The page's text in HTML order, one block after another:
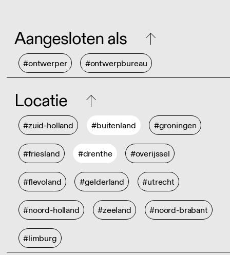
Aangesloten als
#ontwerper #ontwerpbureau
Locatie
#zuid-holland #buitenland #groningen
#friesland #drenthe #overijssel
#flevoland #gelderland #utrecht
#noord-holland #zeeland #noord-brabant
#limburg